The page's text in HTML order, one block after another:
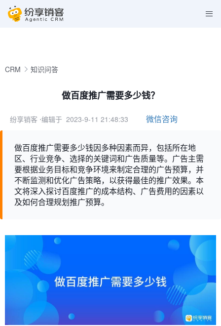
CRM 知识问答
做百度推广需要多少钱？
纷享销客 ⋅编辑于 2023-9-11 21:48:33 微信咨询
做百度推广需要多少钱因多种因素而异，包括所在地
区、行业竞争、选择的关键词和广告质量等。广告主需
要根据业务目标和竞争环境来制定合理的广告预算，并
不断监测和优化广告策略，以获得最佳的推广效果。本
文将深入探讨百度推广的成本结构、广告费用的因素以
及如何合理规划推广预算。